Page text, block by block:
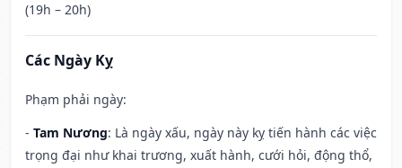
(19h – 20h)
Các Ngày Kỵ
Phạm phải ngày:
- Tam Nương: Là ngày xấu, ngày này kỵ tiến hành các việc
trọng đại như khai trương, xuất hành, cưới hỏi, động thổ,